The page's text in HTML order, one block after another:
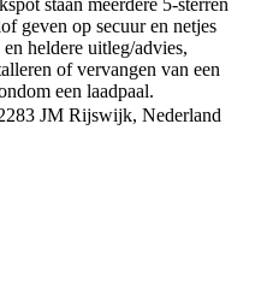
geven op secuur en netjes
heldere uitleg/advies,
of vervangen van een
een laadpaal.
JM Rijswijk, Nederland